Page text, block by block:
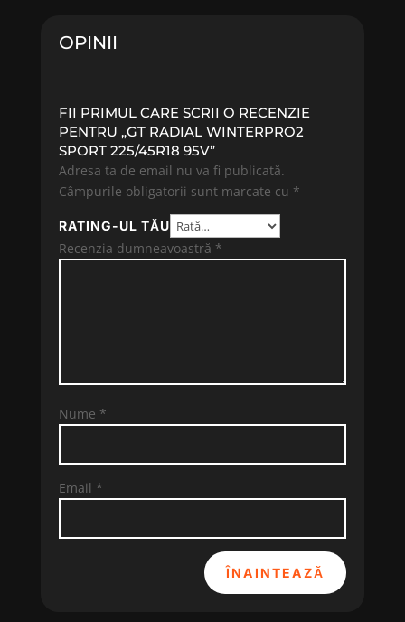
OPINII
FII PRIMUL CARE SCRII O RECENZIE
PENTRU „GT RADIAL WINTERPRO2
SPORT 225/45R18 95V”
Adresa ta de email nu va fi publicată.
Câmpurile obligatorii sunt marcate cu *
RATING-UL TĂU
Recenzia dumneavoastră *
Nume *
Email *
ÎNAINTEAZĂ